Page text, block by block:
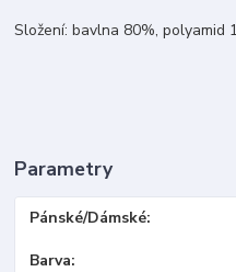
Složení: bavlna 80%, polyamid
Parametry
Pánské/Dámské
Barva